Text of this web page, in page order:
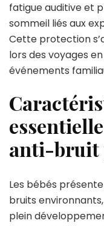
fatigue auditive et
sommeil liés aux
Cette protection
lors des voyages
événements
anti-bruit
Les bébés
bruits
plein